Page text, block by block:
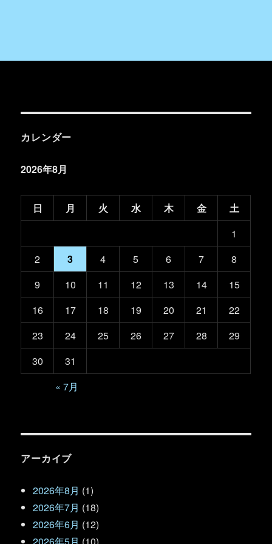
カレンダー
2026年8月
日 月 火 水 木 金
土
1
2
3 4 5 6 7
8
9
10 11 12 13 14
15
16
17 18 19 20 21
22
23
24 25 26 27 28
29
30
31
« 7月
アーカイブ
2026年8月 (1)
2026年7月 (18)
2026年6月 (12)
2026年5月 (10)